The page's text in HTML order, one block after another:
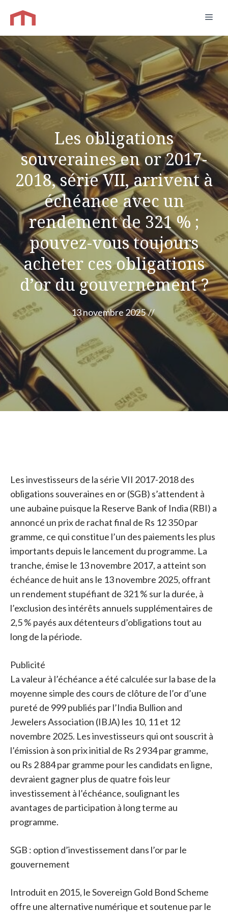
contenu
Les obligations
souveraines en or 2017-
2018, série VII, arrivent à
échéance avec un
rendement de 321 % ;
pouvez-vous toujours
acheter ces obligations
d’or du gouvernement ?
13 novembre 2025 //
Les investisseurs de la série VII 2017-2018 des
obligations souveraines en or (SGB) s’attendent à
une aubaine puisque la Reserve Bank of India (RBI) a
annoncé un prix de rachat final de Rs 12 350 par
gramme, ce qui constitue l’un des paiements les plus
importants depuis le lancement du programme. La
tranche, émise le 13 novembre 2017, a atteint son
échéance de huit ans le 13 novembre 2025, offrant
un rendement stupéfiant de 321 % sur la durée, à
l’exclusion des intérêts annuels supplémentaires de
2,5 % payés aux détenteurs d’obligations tout au
long de la période.
Publicité
La valeur à l’échéance a été calculée sur la base de la
moyenne simple des cours de clôture de l’or d’une
pureté de 999 publiés par l’India Bullion and
Jewelers Association (IBJA) les 10, 11 et 12
novembre 2025. Les investisseurs qui ont souscrit à
l’émission à son prix initial de Rs 2 934 par gramme,
ou Rs 2 884 par gramme pour les candidats en ligne,
devraient gagner plus de quatre fois leur
investissement à l’échéance, soulignant les
avantages de participation à long terme au
programme.
SGB : option d’investissement dans l’or par le
gouvernement
Introduit en 2015, le Sovereign Gold Bond Scheme
offre une alternative numérique et soutenue par le